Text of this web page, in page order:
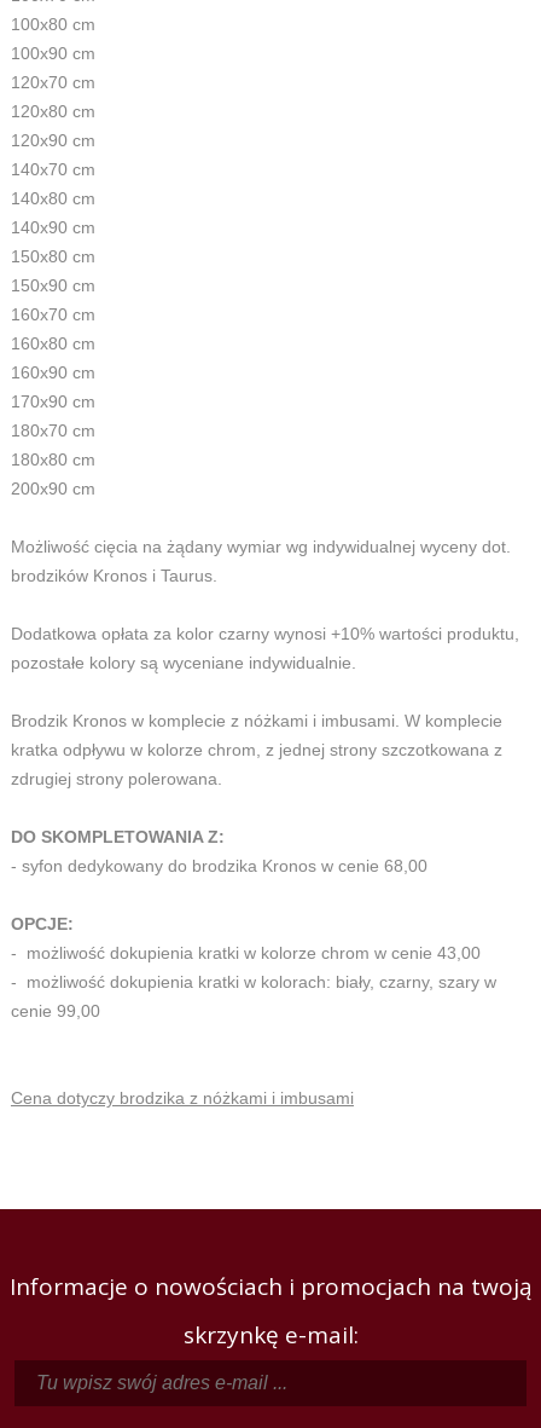
100x80 cm
100x90 cm
120x70 cm
120x80 cm
120x90 cm
140x70 cm
140x80 cm
140x90 cm
150x80 cm
150x90 cm
160x70 cm
160x80 cm
160x90 cm
170x90 cm
180x70 cm
180x80 cm
200x90 cm
Możliwość cięcia na żądany wymiar wg indywidualnej wyceny dot.
brodzików Kronos i Taurus.
Dodatkowa opłata za kolor czarny wynosi +10% wartości produktu,
pozostałe kolory są wyceniane indywidualnie.
Brodzik Kronos w komplecie z nóżkami i imbusami. W komplecie
kratka odpływu w kolorze chrom, z jednej strony szczotkowana z
zdrugiej strony polerowana.
DO SKOMPLETOWANIA Z:
- syfon dedykowany do brodzika Kronos w cenie 68,00
OPCJE:
- możliwość dokupienia kratki w kolorze chrom w cenie 43,00
- możliwość dokupienia kratki w kolorach: biały, czarny, szary w
cenie 99,00
Cena dotyczy brodzika z nóżkami i imbusami
Informacje o nowościach i promocjach na twoją
skrzynkę e-mail: